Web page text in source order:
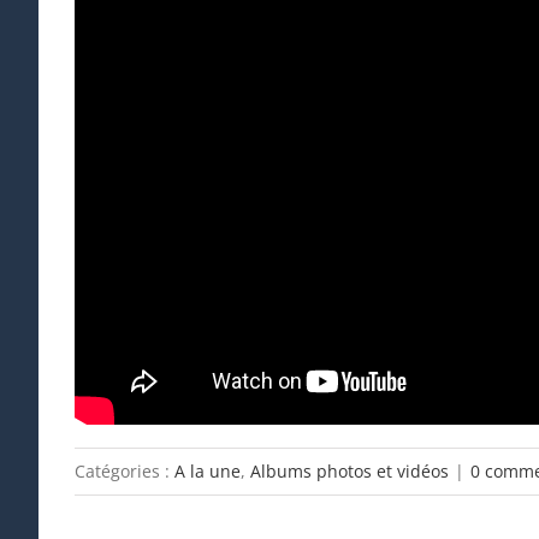
Catégories : A la une, Albums photos et vidéos | 0